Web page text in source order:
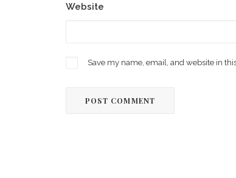
Website
Save my name, email, and website in